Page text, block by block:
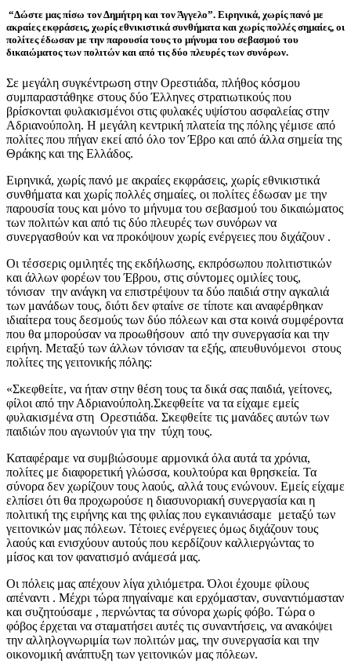
“Δώστε μας πίσω τον Δημήτρη και τον Άγγελο”. Ειρηνικά, χωρίς πανό με
ακραίες εκφράσεις, χωρίς εθνικιστικά συνθήματα και χωρίς πολλές σημαίες, οι
πολίτες έδωσαν με την παρουσία τους το μήνυμα του σεβασμού του
δικαιώματος των πολιτών και από τις δύο πλευρές των συνόρων.
Σε μεγάλη συγκέντρωση στην Ορεστιάδα, πλήθος κόσμου
συμπαραστάθηκε στους δύο Έλληνες στρατιωτικούς που
βρίσκονται φυλακισμένοι στις φυλακές υψίστου ασφαλείας στην
Αδριανούπολη. Η μεγάλη κεντρική πλατεία της πόλης γέμισε από
πολίτες που πήγαν εκεί από όλο τον Έβρο και από άλλα σημεία της
Θράκης και της Ελλάδος.
Ειρηνικά, χωρίς πανό με ακραίες εκφράσεις, χωρίς εθνικιστικά
συνθήματα και χωρίς πολλές σημαίες, οι πολίτες έδωσαν με την
παρουσία τους και μόνο το μήνυμα του σεβασμού του δικαιώματος
των πολιτών και από τις δύο πλευρές των συνόρων να
συνεργασθούν και να προκόψουν χωρίς ενέργειες που διχάζουν .
Οι τέσσερις ομιλητές της εκδήλωσης, εκπρόσωπου πολιτιστικών
και άλλων φορέων του Έβρου, στις σύντομες ομιλίες τους,
τόνισαν την ανάγκη να επιστρέψουν τα δύο παιδιά στην αγκαλιά
των μανάδων τους, διότι δεν φταίνε σε τίποτε και αναφέρθηκαν
ιδιαίτερα τους δεσμούς των δύο πόλεων και στα κοινά συμφέροντα
που θα μπορούσαν να προωθήσουν από την συνεργασία και την
ειρήνη. Μεταξύ των άλλων τόνισαν τα εξής, απευθυνόμενοι στους
πολίτες της γειτονικής πόλης:
«Σκεφθείτε, να ήταν στην θέση τους τα δικά σας παιδιά, γείτονες,
φίλοι από την Αδριανούπολη.Σκεφθείτε να τα είχαμε εμείς
φυλακισμένα στη Ορεστιάδα. Σκεφθείτε τις μανάδες αυτών των
παιδιών που αγωνιούν για την τύχη τους.
Καταφέραμε να συμβιώσουμε αρμονικά όλα αυτά τα χρόνια,
πολίτες με διαφορετική γλώσσα, κουλτούρα και θρησκεία. Τα
σύνορα δεν χωρίζουν τους λαούς, αλλά τους ενώνουν. Εμείς είχαμε
ελπίσει ότι θα προχωρούσε η διασυνοριακή συνεργασία και η
πολιτική της ειρήνης και της φιλίας που εγκαινιάσαμε μεταξύ των
γειτονικών μας πόλεων. Τέτοιες ενέργειες όμως διχάζουν τους
λαούς και ενισχύουν αυτούς που κερδίζουν καλλιεργώντας το
μίσος και τον φανατισμό ανάμεσά μας.
Οι πόλεις μας απέχουν λίγα χιλιόμετρα. Όλοι έχουμε φίλους
απέναντι . Μέχρι τώρα πηγαίναμε και ερχόμασταν, συναντιόμασταν
και συζητούσαμε , περνώντας τα σύνορα χωρίς φόβο. Τώρα ο
φόβος έρχεται να σταματήσει αυτές τις συναντήσεις, να ανακόψει
την αλληλογνωριμία των πολιτών μας, την συνεργασία και την
οικονομική ανάπτυξη των γειτονικών μας πόλεων.